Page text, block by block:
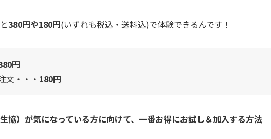
380円や180円(いずれも税込・送料込)で体験できるんです！
円
文・・・ 180円
協）が気になっている方に向けて、一番お得にお試し＆加入する方法